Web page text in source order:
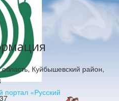
«Русский
Куйбышевский район,